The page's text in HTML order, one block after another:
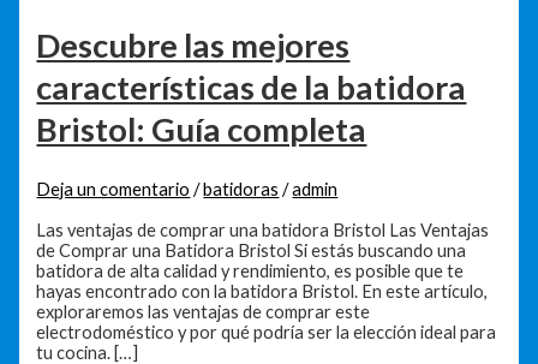
Descubre las mejores
características de la batidora
Bristol: Guía completa
Deja un comentario /batidoras /admin
Las ventajas de comprar una batidora Bristol Las Ventajas
de Comprar una Batidora Bristol Si estás buscando una
batidora de alta calidad y rendimiento, es posible que te
hayas encontrado con la batidora Bristol. En este artículo,
exploraremos las ventajas de comprar este
electrodoméstico y por qué podría ser la elección ideal para
tu cocina. […]